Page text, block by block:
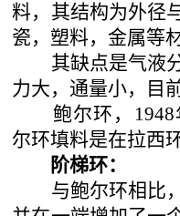
料，其结构为外径
瓷，塑料，金属等
其缺点是气液分
力大，通量小，目
鲍尔环，
尔环填料是在拉西
阶梯环：
与鲍尔环相比，